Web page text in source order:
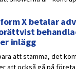
X betalar
inlägg
att stämma, det
att också gå på